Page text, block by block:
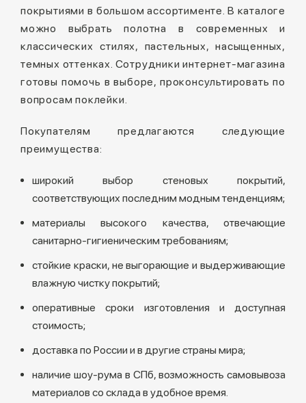
покрытиями в большом ассортименте. В каталоге
можно выбрать полотна в современных и
классических стилях, пастельных, насыщенных,
темных оттенках. Сотрудники интернет-магазина
готовы помочь в выборе, проконсультировать по
вопросам поклейки.
Покупателям предлагаются следующие
преимущества:
широкий выбор стеновых покрытий,
соответствующих последним модным тенденциям;
материалы высокого качества, отвечающие
санитарно-гигиеническим требованиям;
стойкие краски, не выгорающие и выдерживающие
влажную чистку покрытий;
оперативные сроки изготовления и доступная
стоимость;
доставка по России и в другие страны мира;
наличие шоу-рума в СПб, возможность самовывоза
материалов со склада в удобное время.